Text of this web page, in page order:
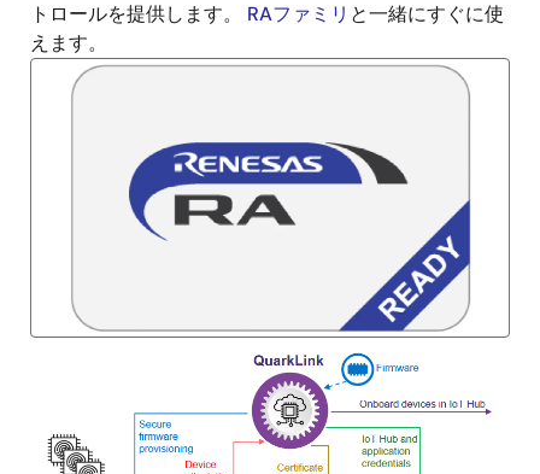
トロールを提供します。 RAファミリ と一緒にすぐに使
えます。